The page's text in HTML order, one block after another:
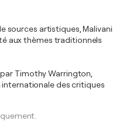
sources artistiques, Malivani
aux thèmes traditionnels
Timothy Warrington,
des critiques